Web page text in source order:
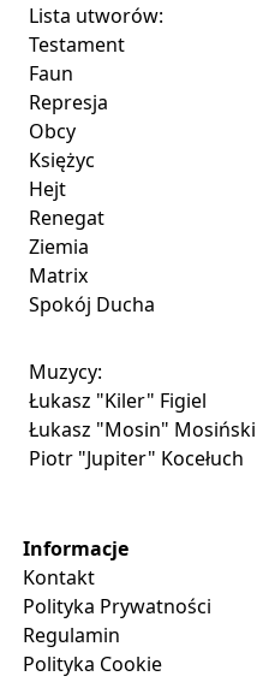
Lista utworów:
Testament
Faun
Represja
Obcy
Księżyc
Hejt
Renegat
Ziemia
Matrix
Spokój Ducha
Muzycy:
Łukasz "Kiler" Figiel
Łukasz "Mosin" Mosiński
Piotr "Jupiter" Kocełuch
Informacje
Kontakt
Polityka Prywatności
Regulamin
Polityka Cookie